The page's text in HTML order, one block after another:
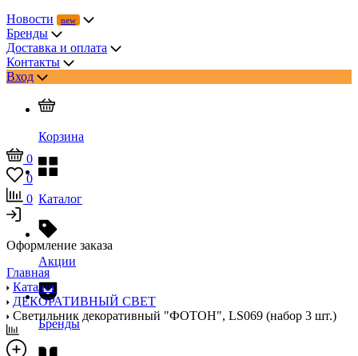
Новости
Бренды
Доставка и оплата
Контакты
Вход
Корзина
Каталог
Акции
Бренды
0
0
0
Оформление заказа
Главная
Каталог
ДЕКОРАТИВНЫЙ СВЕТ
Светильник декоративный "ФОТОН", LS069 (набор 3 шт.)